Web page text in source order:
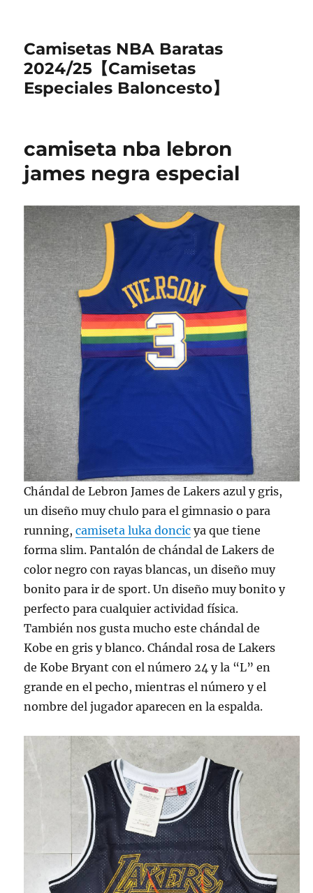
Camisetas NBA Baratas
2024/25【Camisetas
Especiales Baloncesto】
camiseta nba lebron
james negra especial
Chándal de Lebron James de Lakers azul y gris,
un diseño muy chulo para el gimnasio o para
running,camiseta luka doncic ya que tiene
forma slim. Pantalón de chándal de Lakers de
color negro con rayas blancas, un diseño muy
bonito para ir de sport. Un diseño muy bonito y
perfecto para cualquier actividad física.
También nos gusta mucho este chándal de
Kobe en gris y blanco. Chándal rosa de Lakers
de Kobe Bryant con el número 24 y la “L” en
grande en el pecho, mientras el número y el
nombre del jugador aparecen en la espalda.